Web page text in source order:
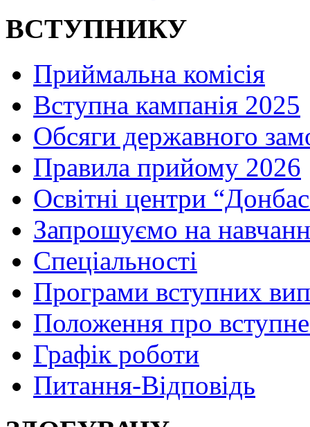
ВСТУПНИКУ
Приймальна комісія
Вступна кампанія 2025
Обсяги державного
Правила прийому 2026
Освітні центри
Запрошуємо на
Спеціальності
Програми вступних
Положення про
Графік роботи
Питання-Відповідь